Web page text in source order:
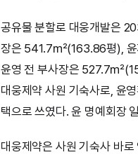
공유물 분할로 대웅개발은
장은 541.7㎡(163.86평),
윤영 전 부사장은 527.7㎡
대웅제약 사원 기숙사로, 윤
택으로 쓰였다. 윤 명예회장
대웅제약은 사원 기숙사 바